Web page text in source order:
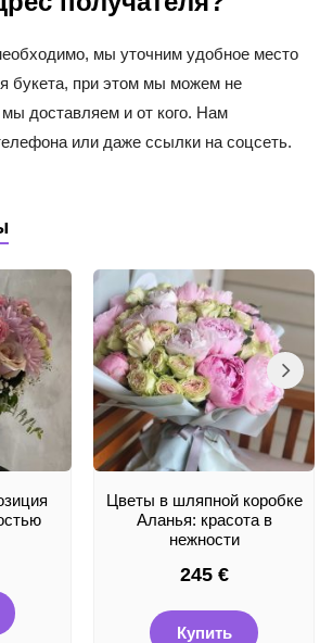
мы уточним удобное место
букета, при этом мы можем не
мы доставляем и от кого. Нам
или даже ссылки на соцсеть.
Цветы в шляпной коробке
Аланья: красота в
нежности
245 €
Купить